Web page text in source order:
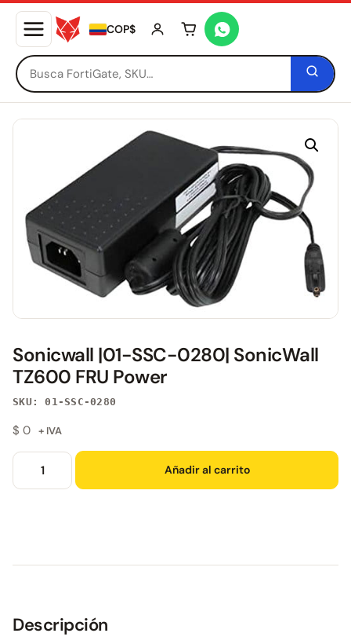
COP$ Tu carrito está vacío
Sonicwall |01-SSC-0280| SonicWall
TZ600 FRU Power
SKU: 01-SSC-0280
$ 0 + IVA
Añadir al carrito
Descripción